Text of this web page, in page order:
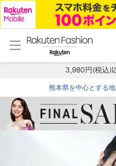
menu home
トップ
3,980円(税込)
熊本県を中心とする